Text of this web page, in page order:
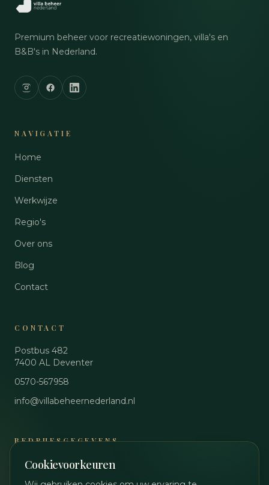
Premium beheer voor recreatiewoningen, villa's en
B&B's in Nederland.
NAVIGATIE
Home
Diensten
Werkwijze
Regio's
Over ons
Blog
Contact
CONTACT
Postbus 482
7400 AL Deventer
0570-567958
info@villabeheernederland.nl
BEDRIJFSGEGEVENS
KvK89048644
BTW NL864861990B01
Cookievoorkeuren